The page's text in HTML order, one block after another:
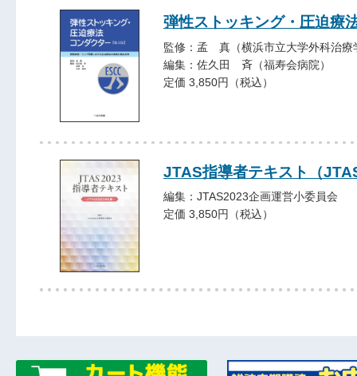
弾性ストッキング・圧迫
監修：孟 真（横浜市立大学外科治療
編集：佐久田 斉（福寿会病院）
定価 3,850円（税込）
JTAS指導者テキスト（
編集：JTAS2023企画運営小委員会
定価 3,850円（税込）